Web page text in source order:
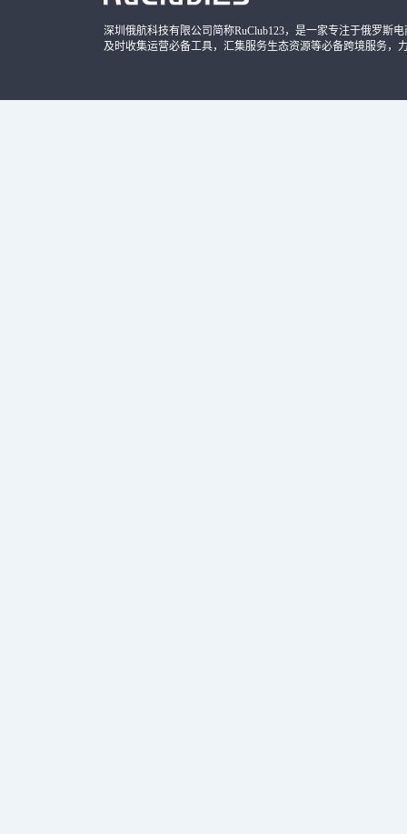
深圳俄航科技有限公司简称RuClub123，是一家专注于俄罗斯
及时收集运营必备工具，汇集服务生态资源等必备跨境服务，